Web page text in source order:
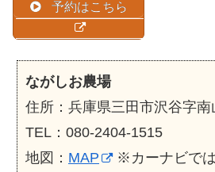
予約はこちら
ながしお農場
住所：兵庫県三田市沢谷字南
TEL：080-2404-1515
地図： MAP
※カーナビで